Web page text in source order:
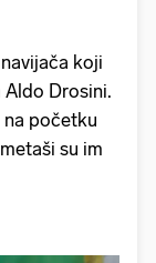
koji
Drosini.
početku
su im